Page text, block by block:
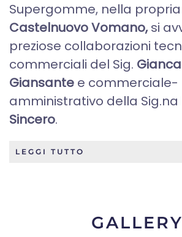
Supergomme, nella
Castelnuovo Vomano, si
preziose collaborazioni
commerciali del Sig.
Giansante e commerciale-
amministrativo della Sig.na
Sincero.
LEGGI TUTTO
GALLERY